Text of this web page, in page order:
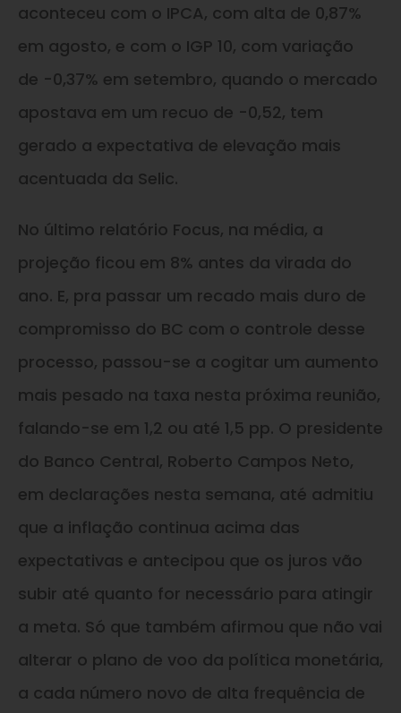
aconteceu com o IPCA, com alta de 0,87%
em agosto, e com o IGP 10, com variação
de -0,37% em setembro, quando o mercado
apostava em um recuo de -0,52, tem
gerado a expectativa de elevação mais
acentuada da Selic.
No último relatório Focus, na média, a
projeção ficou em 8% antes da virada do
ano. E, pra passar um recado mais duro de
compromisso do BC com o controle desse
processo, passou-se a cogitar um aumento
mais pesado na taxa nesta próxima reunião,
falando-se em 1,2 ou até 1,5 pp. O presidente
do Banco Central, Roberto Campos Neto,
em declarações nesta semana, até admitiu
que a inflação continua acima das
expectativas e antecipou que os juros vão
subir até quanto for necessário para atingir
a meta. Só que também afirmou que não vai
alterar o plano de voo da política monetária,
a cada número novo de alta frequência de